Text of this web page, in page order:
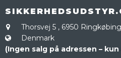
Thorsvej 5 , 6950 Ringkøbing
Denmark
(Ingen salg på adressen –